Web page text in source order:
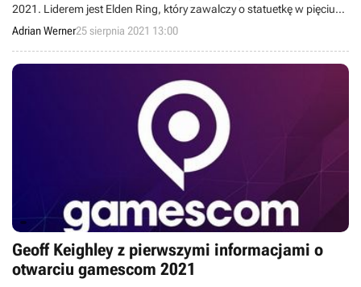
2021. Liderem jest Elden Ring, który zawalczy o statuetkę w pięciu
kategoriach.
Adrian Werner25 sierpnia 2021 13:00
Geoff Keighley z pierwszymi informacjami o
otwarciu gamescom 2021